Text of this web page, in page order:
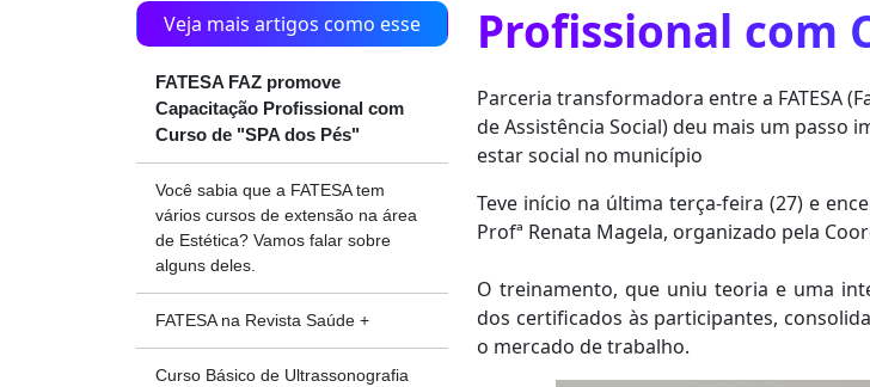
Veja mais artigos como esse
FATESA FAZ promove
Capacitação Profissional com
Curso de "SPA dos Pés"
Você sabia que a FATESA tem
vários cursos de extensão na área
de Estética? Vamos falar sobre
alguns deles.
FATESA na Revista Saúde +
Curso Básico de Ultrassonografia
Profissional com
Parceria transformadora entre a FATESA
de Assistência Social) deu mais um
estar social no município
Teve início na última terça-feira (27) e
Profª Renata Magela, organizado pela
O treinamento, que uniu teoria e uma
dos certificados às participantes,
o mercado de trabalho.